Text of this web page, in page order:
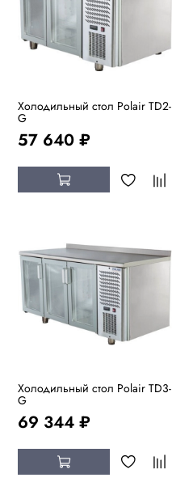
Холодильный стол Polair TD2-
G
57 640 ₽
Холодильный стол Polair TD3-
G
69 344 ₽